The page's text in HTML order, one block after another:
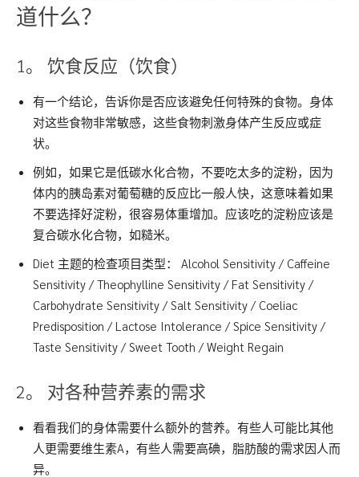
道什么？
1。 饮食反应（饮食）
有一个结论，告诉你是否应该避免任何特殊的食物。身体
对这些食物非常敏感，这些食物刺激身体产生反应或症
状。
例如，如果它是低碳水化合物，不要吃太多的淀粉，因为
体内的胰岛素对葡萄糖的反应比一般人快，这意味着如果
不要选择好淀粉，很容易体重增加。应该吃的淀粉应该是
复合碳水化合物，如糙米。
Diet 主题的检查项目类型： Alcohol Sensitivity / Caffeine
Sensitivity / Theophylline Sensitivity / Fat Sensitivity /
Carbohydrate Sensitivity / Salt Sensitivity / Coeliac
Predisposition / Lactose Intolerance / Spice Sensitivity /
Taste Sensitivity / Sweet Tooth / Weight Regain
2。 对各种营养素的需求
看看我们的身体需要什么额外的营养。有些人可能比其他
人更需要维生素A，有些人需要高碘，脂肪酸的需求因人而
异。